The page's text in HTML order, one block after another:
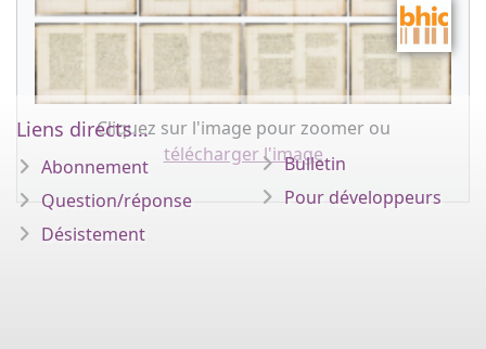
Cliquez sur l'image pour zoomer ou
télécharger l'image
Liens directs...
Abonnement
Question/réponse
Désistement
Bulletin
Pour développeurs